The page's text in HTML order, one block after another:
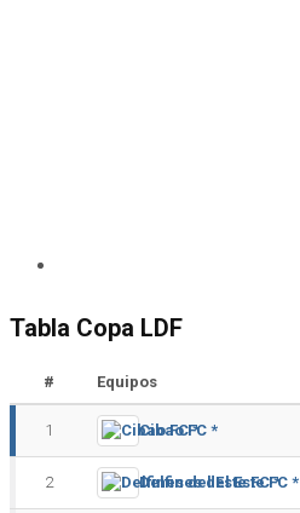
Tabla Copa LDF
# Equipos
1 Cibao FC *
2 Delfines del Este FC *